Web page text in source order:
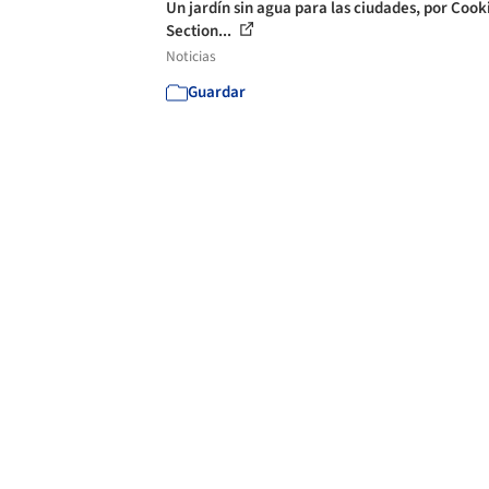
Un jardín sin agua para las ciudades, por
Section...
Noticias
Guardar